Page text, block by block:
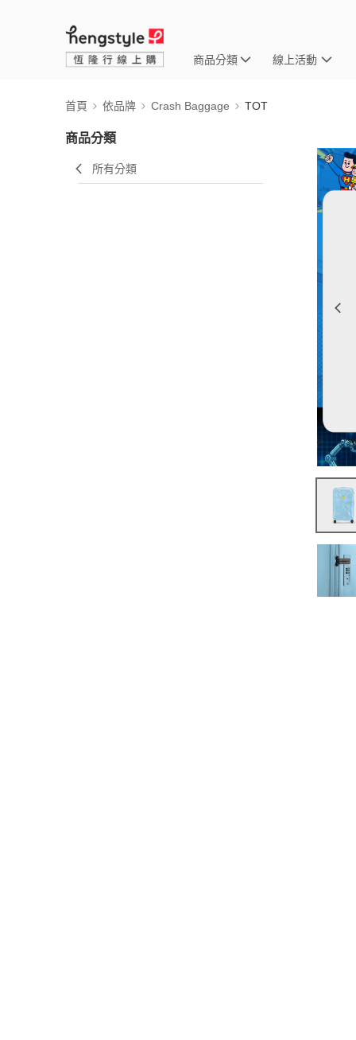
商品分類 線上活動
首頁 依品牌 Crash Baggage TOT
商品分類
所有分類